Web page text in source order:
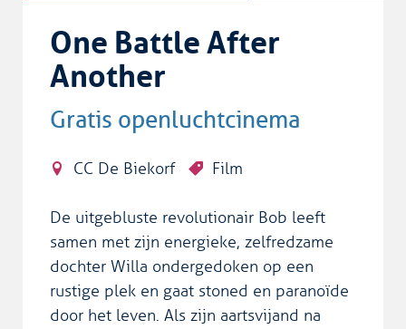
One Battle After
Another
Gratis openluchtcinema
CC De Biekorf Film
De uitgebluste revolutionair Bob leeft
samen met zijn energieke, zelfredzame
dochter Willa ondergedoken op een
rustige plek en gaat stoned en paranoïde
door het leven. Als zijn aartsvijand na